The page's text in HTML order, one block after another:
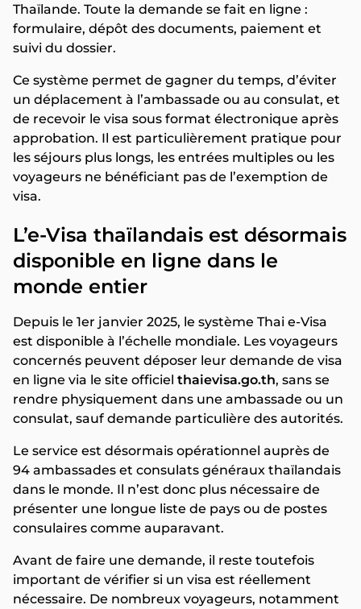
Thaïlande. Toute la demande se fait en ligne :
formulaire, dépôt des documents, paiement et
suivi du dossier.
Ce système permet de gagner du temps, d’éviter
un déplacement à l’ambassade ou au consulat, et
de recevoir le visa sous format électronique après
approbation. Il est particulièrement pratique pour
les séjours plus longs, les entrées multiples ou les
voyageurs ne bénéficiant pas de l’exemption de
visa.
L’e-Visa thaïlandais est désormais
disponible en ligne dans le
monde entier
Depuis le 1er janvier 2025, le système Thai e-Visa
est disponible à l’échelle mondiale. Les voyageurs
concernés peuvent déposer leur demande de visa
en ligne via le site officiel thaievisa.go.th, sans se
rendre physiquement dans une ambassade ou un
consulat, sauf demande particulière des autorités.
Le service est désormais opérationnel auprès de
94 ambassades et consulats généraux thaïlandais
dans le monde. Il n’est donc plus nécessaire de
présenter une longue liste de pays ou de postes
consulaires comme auparavant.
Avant de faire une demande, il reste toutefois
important de vérifier si un visa est réellement
nécessaire. De nombreux voyageurs, notamment